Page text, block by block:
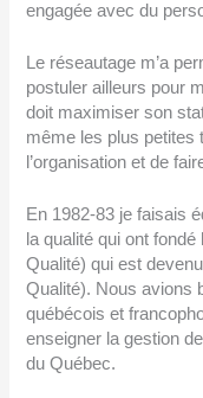
engagée avec du
Le réseautage m’a
postuler ailleurs pour
doit maximiser son
même les plus petites
l’organisation et de
En 1982-83 je faisais
la qualité qui ont
Qualité) qui est
Qualité). Nous avions
québécois et
enseigner la gestion
du Québec.